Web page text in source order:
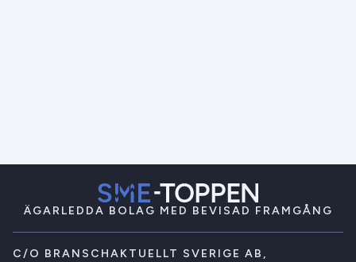
ÄGARLEDDA BOLAG MED BEVISAD FRAMGÅNG
C/O BRANSCHAKTUELLT SVERIGE AB,